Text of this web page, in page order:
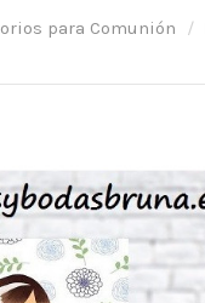
para Comunión